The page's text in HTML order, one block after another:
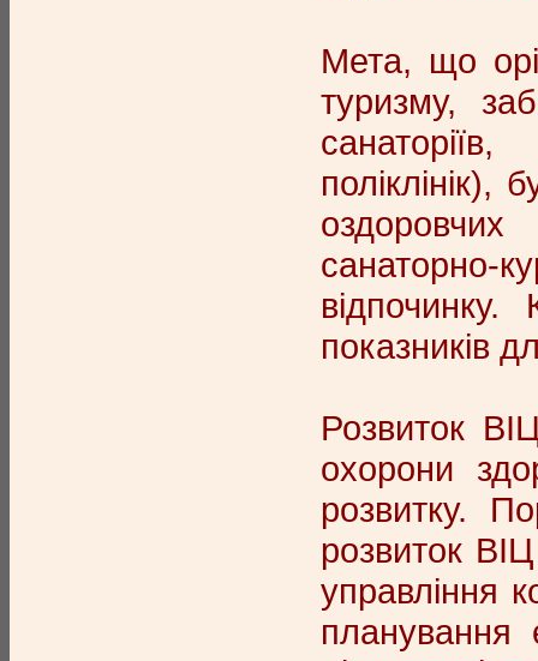
Мета, що
туризму,
поліклінік),
оздоровчих
санаторно-
показників
Розвиток
охорони
розвитку.
розвиток
управління
планування